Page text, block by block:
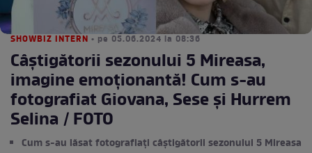
SHOWBIZ INTERN • pe 05.06.2024 la 08:36
Câștigătorii sezonului 5 Mireasa,
imagine emoționantă! Cum s-au
fotografiat Giovana, Sese și Hurrem
Selina / FOTO
Cum s-au lăsat fotografiați câștigătorii sezonului 5 Mireasa